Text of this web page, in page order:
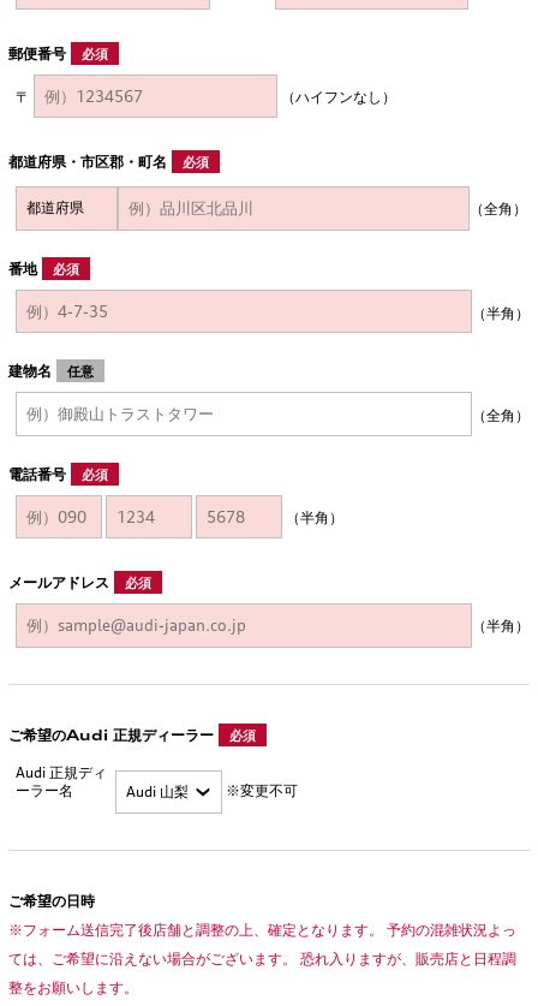
郵便番号 必須
〒 （ハイフンなし）
都道府県・市区郡・町名 必須
（全角）
番地 必須
（半角）
建物名 任意
（全角）
電話番号 必須
（半角）
メールアドレス 必須
（半角）
ご希望のAudi 正規ディーラー 必須
Audi 正規ディ
ーラー名
※変更不可
ご希望の日時
※フォーム送信完了後店舗と調整の上、確定となります。 予約の混雑状況よっ
ては、ご希望に沿えない場合がございます。 恐れ入りますが、販売店と日程調
整をお願いします。